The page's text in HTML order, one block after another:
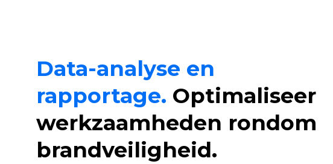
Data-analyse en
rapportage. Optimaliseer
werkzaamheden rondom
brandveiligheid.